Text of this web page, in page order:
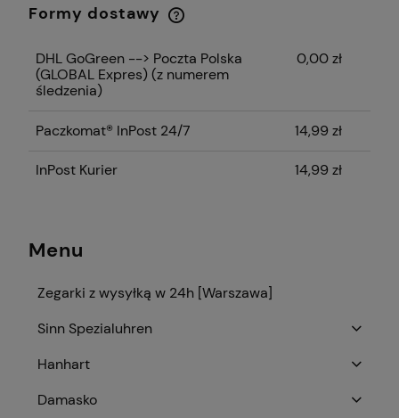
Formy dostawy
Cena nie zawiera ewentualnych kosztów
DHL GoGreen --> Poczta Polska
(GLOBAL Expres) (z numerem
śledzenia)
0,00 zł
Paczkomat® InPost 24/7 14,99 zł
InPost Kurier 14,99 zł
Menu
Zegarki z wysyłką w 24h [Warszawa]
Sinn Spezialuhren
Hanhart
Damasko